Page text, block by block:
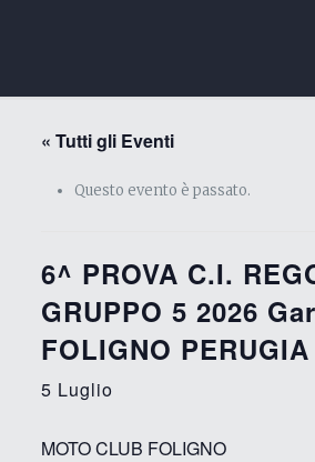
« Tutti gli Eventi
Questo evento è passato.
6^ PROVA C.I.
GRUPPO 5 2026
FOLIGNO PERUGIA
5 Luglio
MOTO CLUB FOLIGNO